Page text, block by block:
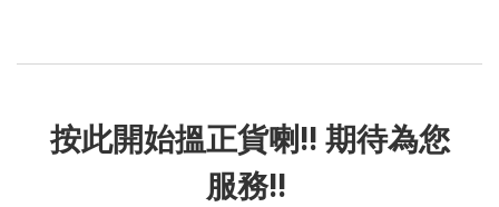
按此開始搵正貨喇!! 期待為您
服務!!